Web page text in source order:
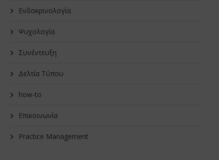
Ενδοκρινολογία
Ψυχολογία
Συνέντευξη
Δελτία Τύπου
how-to
Επικοινωνία
Practice Management